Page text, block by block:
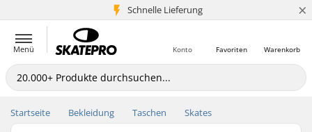
Schnelle Lieferung
5+ Mio. Kunden ×
Menü Warenkorb
Favoriten
Konto
Startseite Bekleidung Taschen Skates